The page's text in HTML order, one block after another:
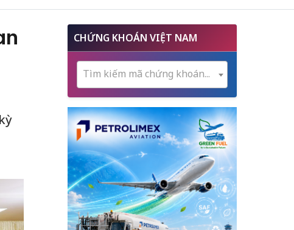
CHỨNG KHOÁN VIỆT NAM
Tìm kiếm mã chứng khoán...